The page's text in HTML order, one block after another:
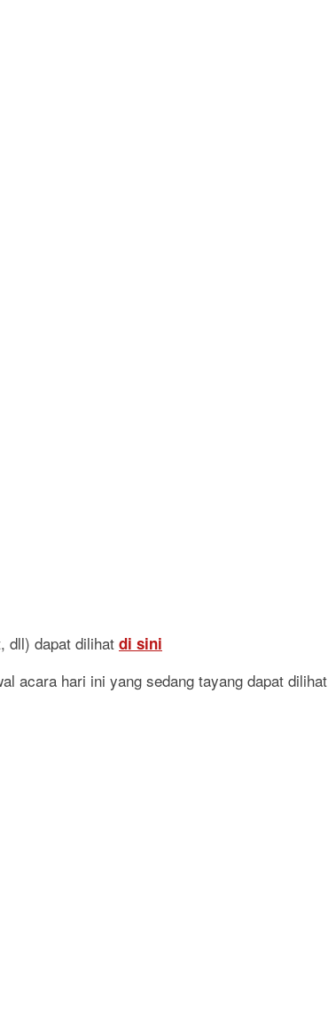
dll) dapat dilihat di sini
acara hari ini yang sedang tayang dapat dilihat